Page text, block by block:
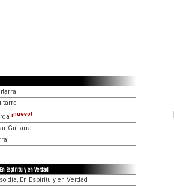
¡nuevo!
Guitarra
Espiritu y en Verdad
día, En Espiritu y en Verdad